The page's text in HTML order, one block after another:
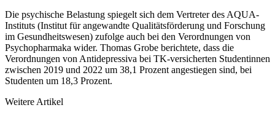
Die psychische Belastung spiegelt sich dem Vertreter des AQUA-
Instituts (Institut für angewandte Qualitäts­för­derung und Forschung
im Gesundheitswesen) zufolge auch bei den Verordnungen von
Psychopharmaka wider. Thomas Grobe berichtete, dass die
Verordnungen von Antidepressiva bei TK-versicherten Studentinnen
zwischen 2019 und 2022 um 38,1 Prozent angestiegen sind, bei
Studenten um 18,3 Prozent.
Weitere Artikel